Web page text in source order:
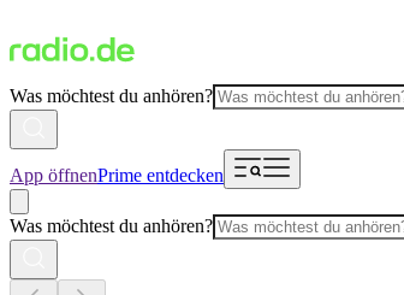
Was möchtest du anhören?
App öffnenPrime entdecken
Was möchtest du anhören?